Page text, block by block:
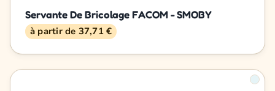
Servante De Bricolage FACOM - SMOBY
à partir de 37,71 €